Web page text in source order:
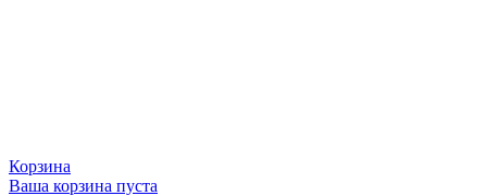
Корзина
Ваша корзина пуста